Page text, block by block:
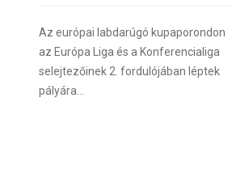
Az európai labdarúgó kupaporondon
az Európa Liga és a Konferencialiga
selejtezőinek 2. fordulójában léptek
pályára...